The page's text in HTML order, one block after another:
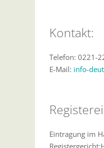
Kontakt:
Telefon: 0221-
E-Mail: info-
Eintragung im